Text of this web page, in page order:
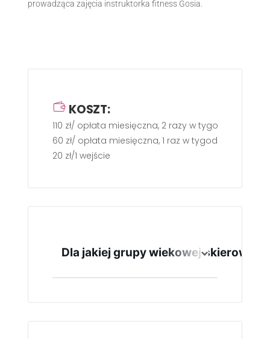
prowadząca zajęcia instruktorka fitness Gosia.
KOSZT:
110 zł/ opłata miesięczna, 2 razy w tygodniu po 60
60 zł/ opłata miesięczna, 1 raz w tygodniu po 60
20 zł/1 wejście
Dla jakiej grupy wiekowej
Zajęcia skierowane są dla